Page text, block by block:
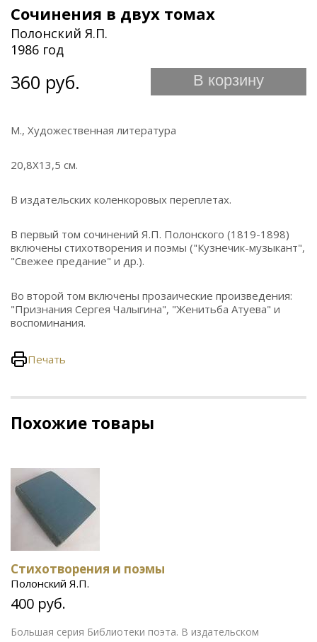
Сочинения в двух томах
Полонский Я.П.
1986 год
360 руб. В корзину
М., Художественная литература
20,8Х13,5 см.
В издательских коленкоровых переплетах.
В первый том сочинений Я.П. Полонского (1819-1898)
включены стихотворения и поэмы ("Кузнечик-музыкант",
"Свежее предание" и др.).
Во второй том включены прозаические произведения:
"Признания Сергея Чалыгина", "Женитьба Атуева" и
воспоминания.
Печать
Похожие товары
Стихотворения и поэмы
Полонский Я.П.
400 руб.
Большая серия Библиотеки поэта. В издательском